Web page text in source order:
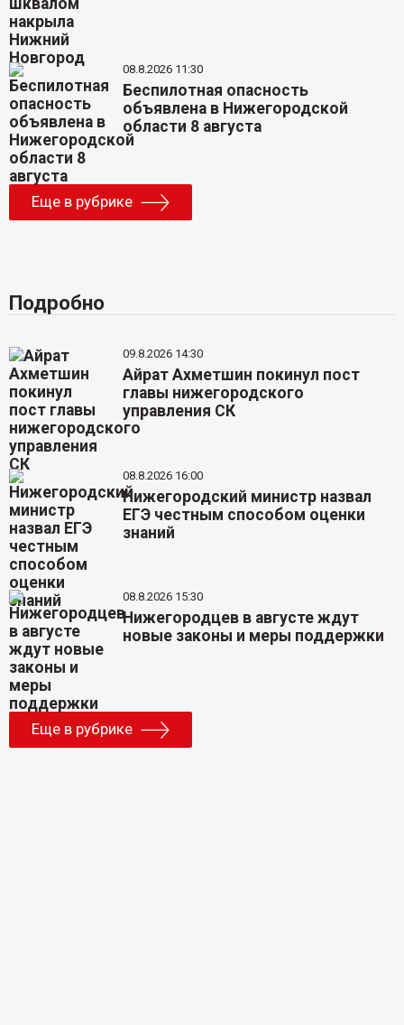
08.8.2026 11:30
Беспилотная опасность
объявлена в Нижегородской
области 8 августа
Еще в рубрике
Подробно
09.8.2026 14:30
Айрат Ахметшин покинул пост
главы нижегородского
управления СК
08.8.2026 16:00
Нижегородский министр назвал
ЕГЭ честным способом оценки
знаний
08.8.2026 15:30
Нижегородцев в августе ждут
новые законы и меры поддержки
Еще в рубрике